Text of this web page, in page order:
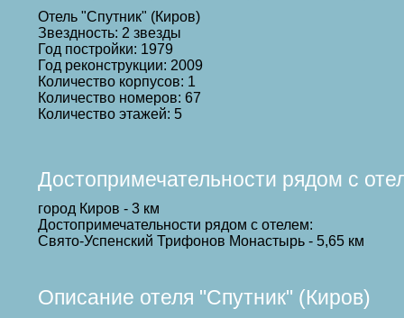
Отель "Спутник" (Киров)
Звездность: 2 звезды
Год постройки: 1979
Год реконструкции: 2009
Количество корпусов: 1
Количество номеров: 67
Количество этажей: 5
Достопримечательности рядом с
город Киров - 3 км
Достопримечательности рядом с отелем:
Свято-Успенский Трифонов Монастырь - 5,65 км
Описание отеля "Спутник" (Киров)